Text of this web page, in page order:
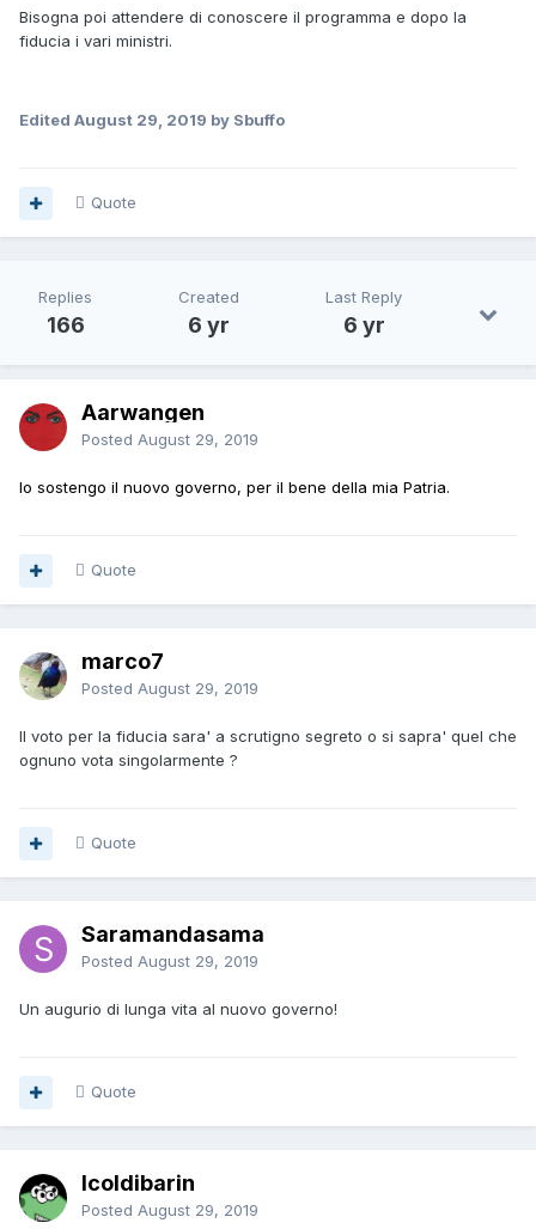
Bisogna poi attendere di conoscere il programma e dopo la
fiducia i vari ministri.
Edited August 29, 2019 by Sbuffo
Quote
Replies
166
Created
6 yr
Last Reply
6 yr
Aarwangen
Posted August 29, 2019
Io sostengo il nuovo governo, per il bene della mia Patria.
Quote
marco7
Posted August 29, 2019
Il voto per la fiducia sara' a scrutigno segreto o si sapra' quel che
ognuno vota singolarmente ?
Quote
Saramandasama
Posted August 29, 2019
Un augurio di lunga vita al nuovo governo!
Quote
Icoldibarin
Posted August 29, 2019